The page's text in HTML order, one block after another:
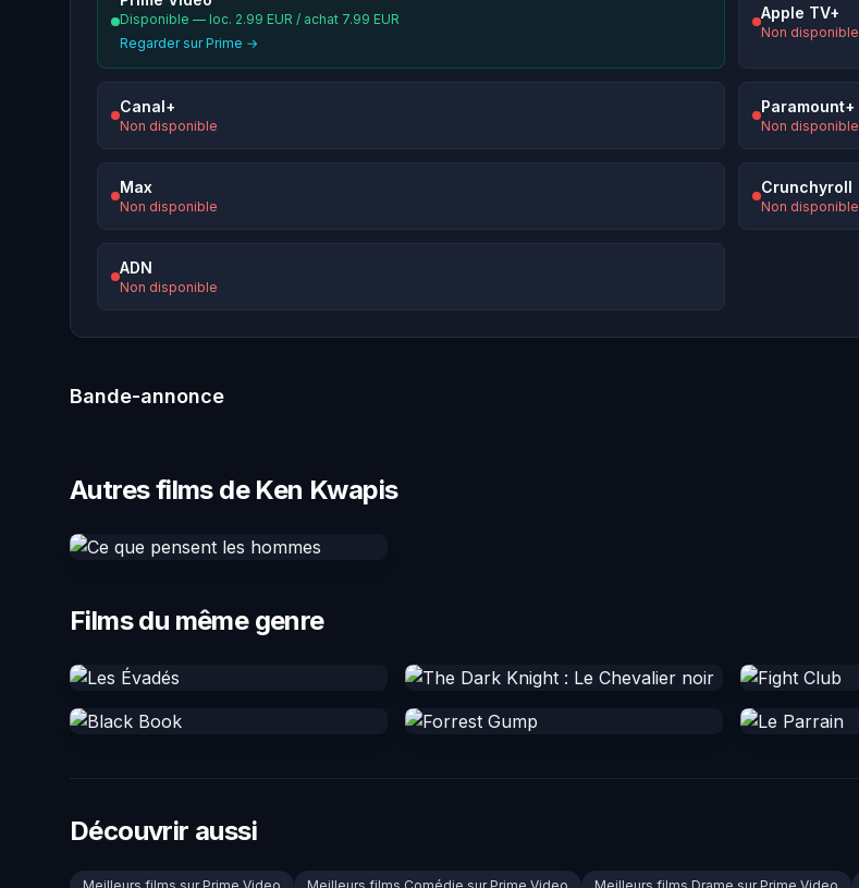
Disponible — loc. 2.99 EUR / achat 7.99 EUR
Regarder sur Prime →
Apple TV+
Non disponible
Canal+
Non disponible
Paramount+
Non disponible
Max
Non disponible
Crunchyroll
Non disponible
ADN
Non disponible
Bande-annonce
Autres films de Ken Kwapis
Films du même genre
Découvrir aussi